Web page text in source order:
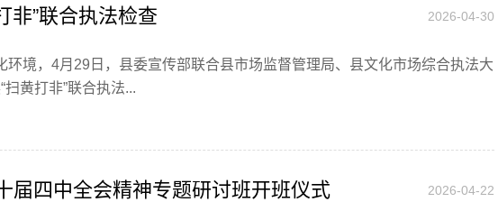
非”联合执法检查 2026-04-30
环境，4月29日，县委宣传部联合县市场监督管理局、县文化市场综合执法大
黄打非”联合执法...
届四中全会精神专题研讨班开班仪式 2026-04-22